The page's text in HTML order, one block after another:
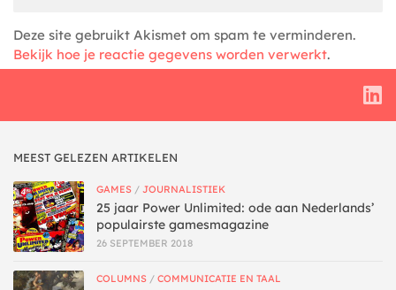
Deze site gebruikt Akismet om spam te verminderen.
Bekijk hoe je reactie gegevens worden verwerkt.
MEEST GELEZEN ARTIKELEN
GAMES / JOURNALISTIEK
25 jaar Power Unlimited: ode aan Nederlands’
populairste gamesmagazine
26 SEPTEMBER 2018
COLUMNS / COMMUNICATIE EN TAAL